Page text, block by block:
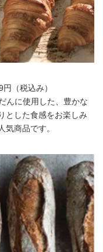
（税込み）
んに使用した、豊かな
とした食感をお楽しみ
気商品です。